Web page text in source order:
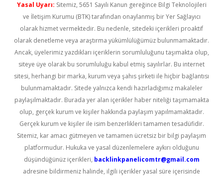
Yasal Uyarı: Sitemiz, 5651 Sayılı Kanun gereğince Bilgi Teknolojileri
ve İletişim Kurumu (BTK) tarafından onaylanmış bir Yer Sağlayıcı
olarak hizmet vermektedir. Bu nedenle, sitedeki içerikleri proaktif
olarak denetleme veya araştırma yükümlülüğümüz bulunmamaktadır.
Ancak, üyelerimiz yazdıkları içeriklerin sorumluluğunu taşımakta olup,
siteye üye olarak bu sorumluluğu kabul etmiş sayılırlar. Bu internet
sitesi, herhangi bir marka, kurum veya şahıs şirketi ile hiçbir bağlantısı
bulunmamaktadır. Sitede yalnızca kendi hazırladığımız makaleler
paylaşılmaktadır. Burada yer alan içerikler haber niteliği taşımamakta
olup, gerçek kurum ve kişiler hakkında paylaşım yapılmamaktadır.
Gerçek kurum ve kişiler ile isim benzerlikleri tamamen tesadüfidir.
Sitemiz, kar amacı gütmeyen ve tamamen ücretsiz bir bilgi paylaşım
platformudur. Hukuka ve yasal düzenlemelere aykırı olduğunu
düşündüğünüz içerikleri, backlinkpanelicomtr@gmail.com
adresine bildirmeniz halinde, ilgili içerikler yasal süre içerisinde